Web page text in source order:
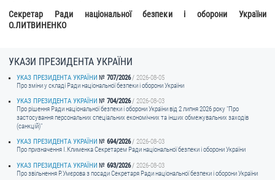
Секретар Ради національної безпеки і оборони України
О.ЛИТВИНЕНКО
УКАЗИ ПРЕЗИДЕНТА УКРАЇНИ
УКАЗ ПРЕЗИДЕНТА УКРАЇНИ 707/2026
2026-08-05
Про зміни у складі Ради національної безпеки і оборони України
УКАЗ ПРЕЗИДЕНТА УКРАЇНИ
704/2026
2026-08-03
Про рішення Ради національної безпеки і оборони України від 2 липня 2026 року "Про
застосування персональних спеціальних економічних та інших обмежувальних заходів
(санкцій)"
УКАЗ ПРЕЗИДЕНТА УКРАЇНИ
694/2026
2026-08-03
Про призначення I.Клименка Секретарем Ради національної безпеки і оборони України
УКАЗ ПРЕЗИДЕНТА УКРАЇНИ
693/2026
2026-08-03
Про звільнення Р.Умєрова з посади Секретаря Ради національної безпеки і оборони України